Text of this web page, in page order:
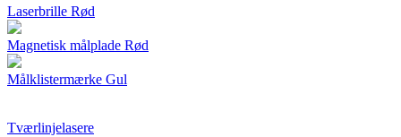
Laserbrille Rød
Magnetisk målplade Rød
Målklistermærke Gul
Tværlinjelasere